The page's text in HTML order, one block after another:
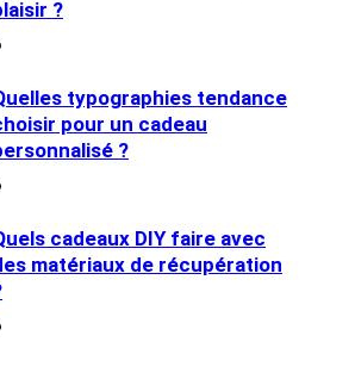
?
typographies tendance
pour un cadeau
?
cadeaux DIY faire avec
matériaux de récupération